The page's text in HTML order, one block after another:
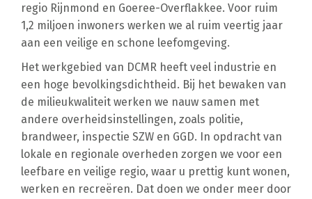
regio Rijnmond en Goeree-Overflakkee. Voor ruim
1,2 miljoen inwoners werken we al ruim veertig jaar
aan een veilige en schone leefomgeving.
Het werkgebied van DCMR heeft veel industrie en
een hoge bevolkingsdichtheid. Bij het bewaken van
de milieukwaliteit werken we nauw samen met
andere overheidsinstellingen, zoals politie,
brandweer, inspectie SZW en GGD. In opdracht van
lokale en regionale overheden zorgen we voor een
leefbare en veilige regio, waar u prettig kunt wonen,
werken en recreëren. Dat doen we onder meer door